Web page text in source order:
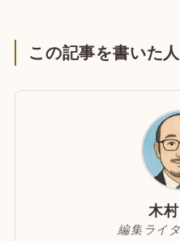
この記事を書いた人
木
編集ライ